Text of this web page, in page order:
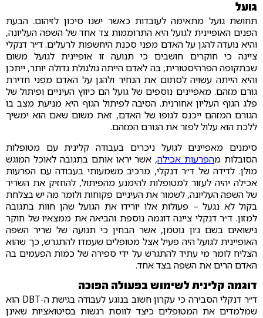
גועל
תחושת גועל מתאימה לעובדות כאשר ישנו סיכון לזיהום. הבעת
הפנים האופיינית לגועל היא התרוממות צד אחד של השפה העליונה,
והיא נועדה להגן על האדם מפני סכנת היחשפות לרעלים. ד״ר דנקלי
ציינה כי חוקרים חושבים כי תנועה זו אופיינית לגועל משום
שבתקופה הפרהיסטורית, בה לאדם הייתה גולגולת גדולה יותר, ייתכן
והיא הייתה עשויה לסתום את הנחיר ולהגן על האדם מפני חדירת
גורם מזהם. מאפיינים נוספים של גועל הם כיווץ העיניים ופיתול של
פלג הגוף העליון אחורנית. הסיבה לפיתול הגוף היא מניעת מצב בו
הגורם המזהם ייכנס לגופו של האדם, זאת משום שאם הוא ימשיך
ללכת הוא עלול לפזר את הגורם המזהם.
סימנים מאפיינים לגועל ניכרים בעבודה קלינית עם מטופלות
הסובלות מהפרעות אכילה, אשר יראו אותם בתגובה לאוכל המוגש
מולן. לדידה של ד״ר דנקלי, מרכיב משמעותי בעבודה עם הפרעות
אכילה יהיה לעזור למטופלות להימנע מהפיתול, להחזיק את השריר
של השפה העליונה, לשמור את העיניים פקוחות ולומר מה יש בצלחת
בקול לא נגעל – פעולות אלו יורידו את הגועל שהן חוות בתגובה
למזון. ד״ר דנקלי ציינה דוגמה נוספת והביאה את ממצאיו של חוקר
נישואים בשם ג׳ון גוטמן, אשר הבחין כי תנועה של שריר השפה
האופיינית לגועל היה פעיל אצל מטופלים שעמדו להתגרש, כך שהוא
הצליח לומר מי עתיד להתגרש על ידי ספירה של כמות הפעמים בה
האדם הרים את השפה בצד אחד.
דוגמה קלינית לשימוש בפעולה הפוכה
ד״ר דנקלי הסבירה כי עקרון חשוב בנוגע לעבודה בגישת ה-DBT הוא
שמלמדים את המטופלים כיצד לווסת רגשות בסיטואציות שאינן